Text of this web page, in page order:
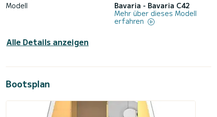
Modell
Bavaria - Bavaria C42
Mehr über dieses Modell
erfahren
Alle Details anzeigen
Bootsplan